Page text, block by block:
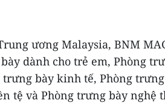
ương Malaysia, BNM
dành cho trẻ em, Phòng
bày kinh tế, Phòng
tệ và Phòng trưng bày nghệ